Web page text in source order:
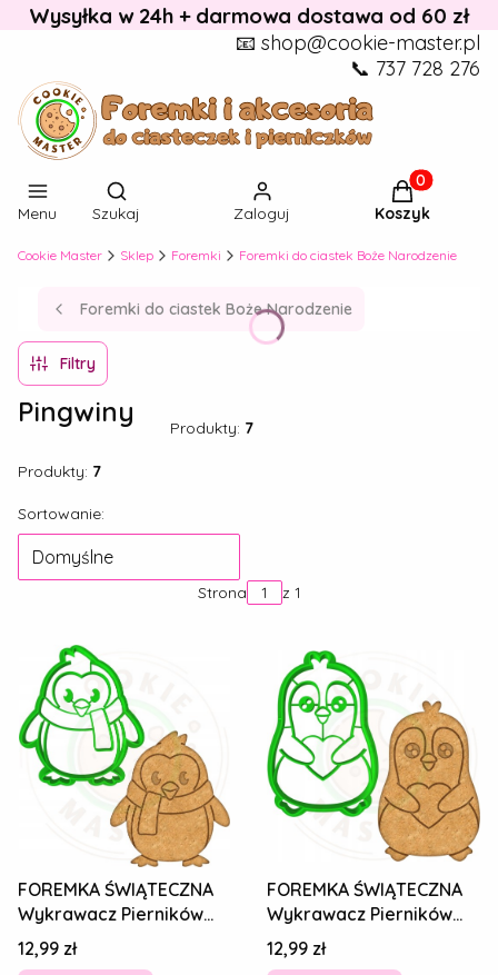
Wysyłka w 24h + darmowa dostawa od 60 zł
📧 shop@cookie-master.pl
📞 737 728 276
Menu
Otwórz wyszukiwarkę
Szukaj Zaloguj
Produkty w
Koszyk
Cookie Master Sklep Foremki Foremki do ciastek Boże Narodzenie
Foremki do ciastek Boże Narodzenie
Filtry
Pingwiny Produkty: 7
Produkty: 7
Lista produktów
Sortowanie:
Domyślne
Strona z 1
FOREMKA ŚWIĄTECZNA
Wykrawacz Pierników
ŚWIĘTA BOŻE
NARODZENIE Pingwin
Cena
12,99 zł
FOREMKA ŚWIĄTECZNA
Wykrawacz Pierników
ŚWIĘTA BOŻE
NARODZENIE Pingwin
Cena
12,99 zł